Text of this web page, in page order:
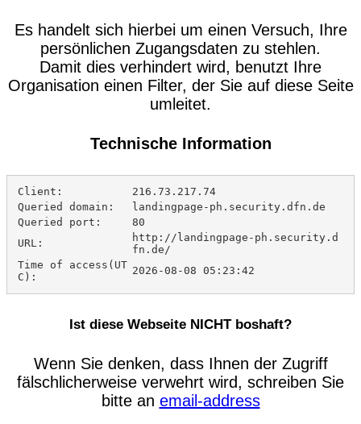
Es handelt sich hierbei um einen Versuch, Ihre
persönlichen Zugangsdaten zu stehlen.
Damit dies verhindert wird, benutzt Ihre
Organisation einen Filter, der Sie auf diese Seite
umleitet.
Technische Information
Client:
216.73.217.74
Queried domain:
landingpage-ph.security.dfn.de
Queried port:
80
URL:
http://landingpage-ph.security.d
fn.de/
Time of access(UT
C):
2026-08-08 05:23:42
Ist diese Webseite NICHT boshaft?
Wenn Sie denken, dass Ihnen der Zugriff
fälschlicherweise verwehrt wird, schreiben Sie
bitte an email-address